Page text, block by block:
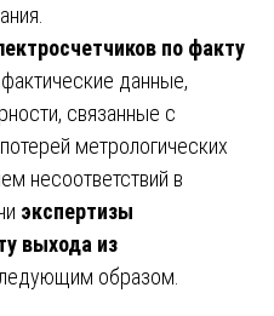
по факту
данные,
связанные с
метрологических
несоответствий в
экспертизы
выхода из
образом.